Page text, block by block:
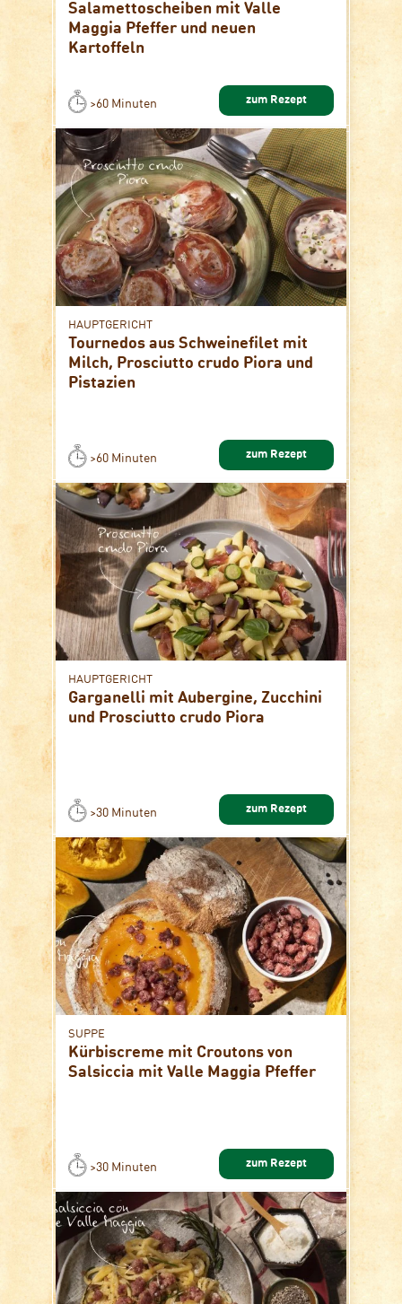
Salamettoscheiben mit Valle
Maggia Pfeffer und neuen
Kartoffeln
>60 Minuten zum Rezept
HAUPTGERICHT
Tournedos aus Schweinefilet mit
Milch, Prosciutto crudo Piora und
Pistazien
>60 Minuten zum Rezept
HAUPTGERICHT
Garganelli mit Aubergine, Zucchini
und Prosciutto crudo Piora
>30 Minuten zum Rezept
SUPPE
Kürbiscreme mit Croutons von
Salsiccia mit Valle Maggia Pfeffer
>30 Minuten zum Rezept